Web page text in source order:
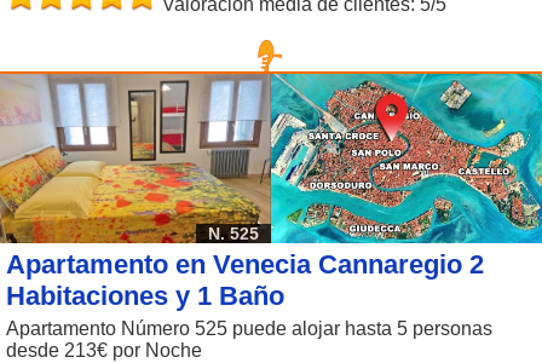
N. 525
Apartamento en Venecia Cannaregio 2
Habitaciones y 1 Baño
Apartamento Número 525 puede alojar hasta 5 personas
desde 213€ por Noche